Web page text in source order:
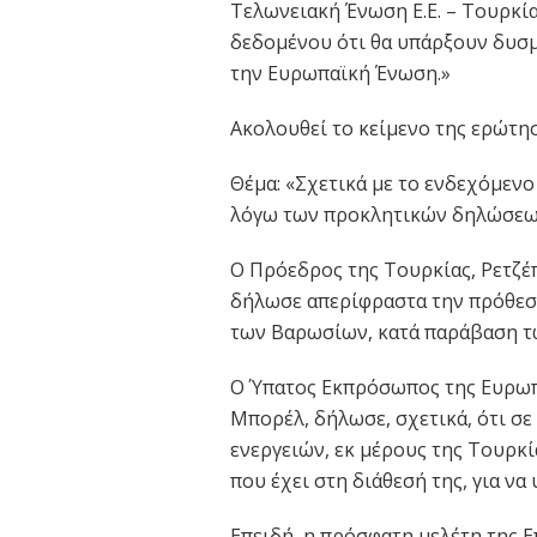
Τελωνειακή Ένωση Ε.Ε. –
δεδομένου ότι θα υπάρξουν
την Ευρωπαϊκή Ένωση.»
Ακολουθεί το κείμενο της
Θέμα: «Σχετικά με το
λόγω των προκλητικών
Ο Πρόεδρος της Τουρκίας,
δήλωσε απερίφραστα την
των Βαρωσίων, κατά παράβαση
Ο Ύπατος Εκπρόσωπος της
Μπορέλ, δήλωσε, σχετικά, ότι
ενεργειών, εκ μέρους της
που έχει στη διάθεσή της, για